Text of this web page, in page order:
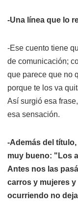
-Una línea que lo
-Ese cuento tiene
de comunicación;
que parece que no
porque te los va
Así surgió esa
esa sensación.
-Además del
muy bueno: "Los
Antes nos las
carros y mujeres y
ocurriendo no